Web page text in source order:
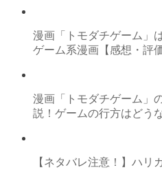
漫画「トモダチゲーム」
ゲーム系漫画【感想・評
漫画「トモダチゲーム」
説！ゲームの行方はどう
【ネタバレ注意！】ハリ